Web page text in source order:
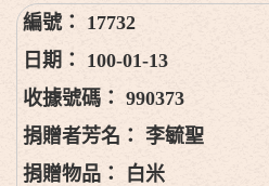
17732
100-01-13
990373
李毓聖
白米